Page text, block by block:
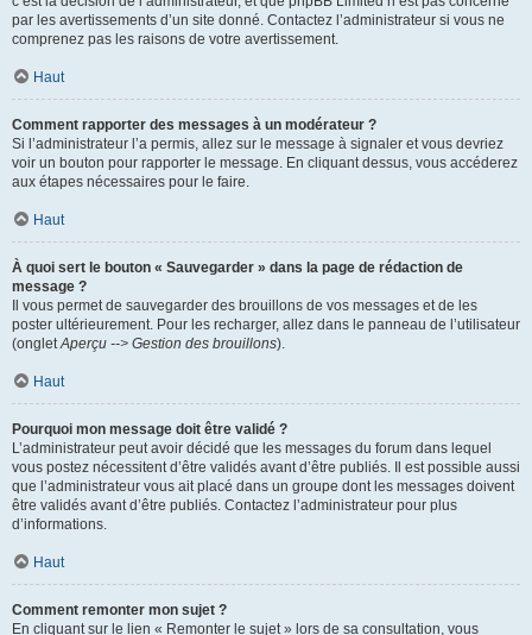
par les avertissements d’un site donné. Contactez l’administrateur si vous ne
comprenez pas les raisons de votre avertissement.
Haut
Comment rapporter des messages à un modérateur ?
Si l’administrateur l’a permis, allez sur le message à signaler et vous devriez
voir un bouton pour rapporter le message. En cliquant dessus, vous accéderez
aux étapes nécessaires pour le faire.
Haut
À quoi sert le bouton « Sauvegarder » dans la page de rédaction de
message ?
Il vous permet de sauvegarder des brouillons de vos messages et de les
poster ultérieurement. Pour les recharger, allez dans le panneau de l’utilisateur
(ongletAperçu --> Gestion des brouillons).
Haut
Pourquoi mon message doit être validé ?
L’administrateur peut avoir décidé que les messages du forum dans lequel
vous postez nécessitent d’être validés avant d’être publiés. Il est possible aussi
que l’administrateur vous ait placé dans un groupe dont les messages doivent
être validés avant d’être publiés. Contactez l’administrateur pour plus
d’informations.
Haut
Comment remonter mon sujet ?
En cliquant sur le lien « Remonter le sujet » lors de sa consultation, vous